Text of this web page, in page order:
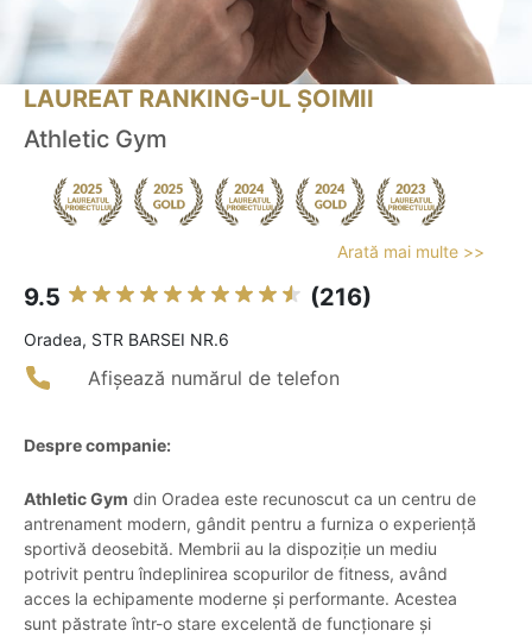
LAUREAT RANKING-UL ȘOIMII
Athletic Gym
Arată mai multe >>
9.5 (216)
Oradea, STR BARSEI NR.6
Afișează numărul de telefon
Despre companie:
Athletic Gym din Oradea este recunoscut ca un centru de
antrenament modern, gândit pentru a furniza o experiență
sportivă deosebită. Membrii au la dispoziție un mediu
potrivit pentru îndeplinirea scopurilor de fitness, având
acces la echipamente moderne și performante. Acestea
sunt păstrate într-o stare excelentă de funcționare și